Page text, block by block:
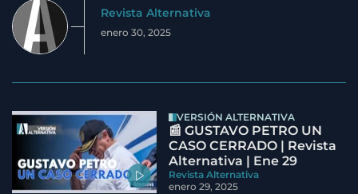
Revista Alternativa
enero 30, 2025
VERSIÓN ALTERNATIVA
📰 GUSTAVO PETRO UN
CASO CERRADO | Revista
Alternativa | Ene 29
Revista Alternativa
enero 29, 2025